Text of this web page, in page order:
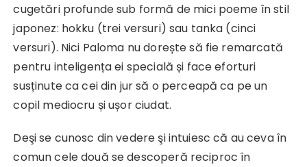
cugetări profunde sub formă de mici poeme în stil
japonez: hokku (trei versuri) sau tanka (cinci
versuri). Nici Paloma nu dorește să fie remarcată
pentru inteligența ei specială și face eforturi
susținute ca cei din jur să o perceapă ca pe un
copil mediocru și ușor ciudat.
Deşi se cunosc din vedere şi intuiesc că au ceva în
comun cele două se descoperă reciproc în